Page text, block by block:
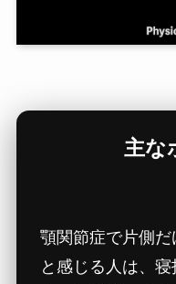
主な
顎関節症で片側
と感じる人は、